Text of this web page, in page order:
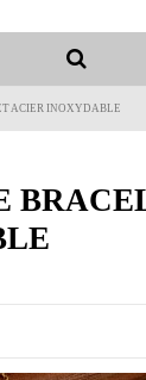
ACIER INOXYDABLE